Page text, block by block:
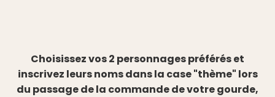
Choisissez vos 2 personnages préférés et
inscrivez leurs noms dans la case "thème" lors
du passage de la commande de votre gourde,